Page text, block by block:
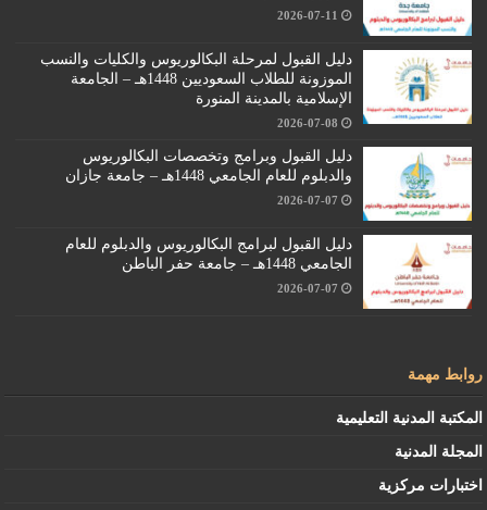
2026-07-11
دليل القبول لمرحلة البكالوريوس والكليات والنسب
الموزونة للطلاب السعوديين 1448هـ – الجامعة
الإسلامية بالمدينة المنورة
2026-07-08
دليل القبول وبرامج وتخصصات البكالوريوس
والدبلوم للعام الجامعي 1448هـ – جامعة جازان
2026-07-07
دليل القبول لبرامج البكالوريوس والدبلوم للعام
الجامعي 1448هـ – جامعة حفر الباطن
2026-07-07
روابط مهمة
المكتبة المدنية التعليمية
المجلة المدنية
اختبارات مركزية